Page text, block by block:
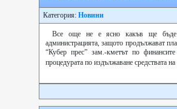
Категория: Новини
Все още не е ясно какъв ще бъде
администрацията, защото продължават
“Кубер прес” зам.-кметът по
процедурата по издължаване средствата